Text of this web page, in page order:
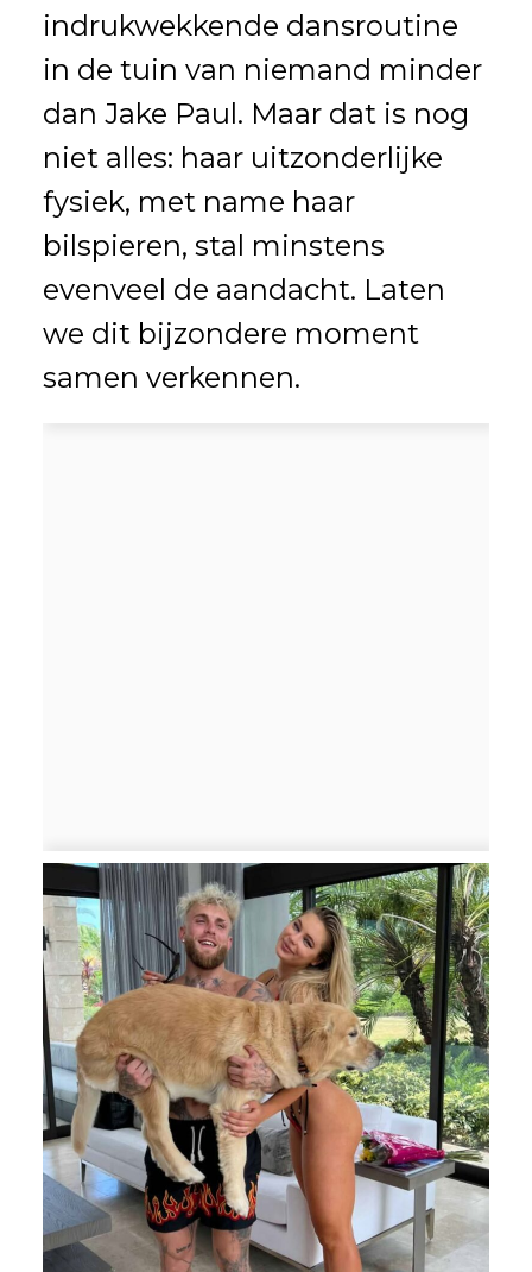
indrukwekkende dansroutine
in de tuin van niemand minder
dan Jake Paul. Maar dat is nog
niet alles: haar uitzonderlijke
fysiek, met name haar
bilspieren, stal minstens
evenveel de aandacht. Laten
we dit bijzondere moment
samen verkennen.